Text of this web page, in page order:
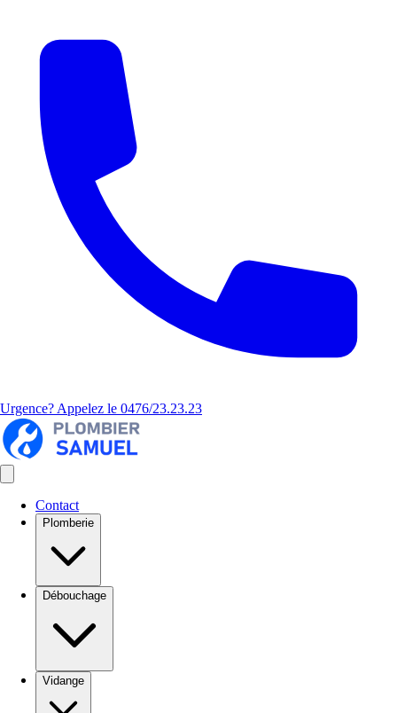
Urgence? Appelez le 0476/23.23.23
Contact
Plomberie
Débouchage
Vidange